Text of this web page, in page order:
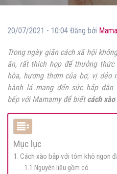
20/07/2021 - 10:04 Đăng bởi
Trong ngày giãn cách xã hội
ăn, rất thích hợp để thưởng
hòa, hương thơm của bơ, vị dẻo
hành lá mang đến sức hấp
bếp với Mamamy để biết cách
Mục lục
1. Cách xào bắp với tôm khô ngon
1.1 Nguyên liệu gồm có